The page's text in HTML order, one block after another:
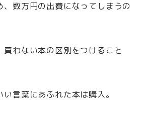
、数万円の出費になってしまうの
買わない本の区別をつけること
言葉にあふれた本は購入。